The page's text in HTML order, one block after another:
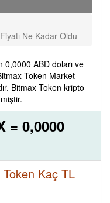
Ne Kadar Oldu
0,0000 ABD doları ve
Token Market
Bitmax Token kripto
= 0,0000
Kaç TL